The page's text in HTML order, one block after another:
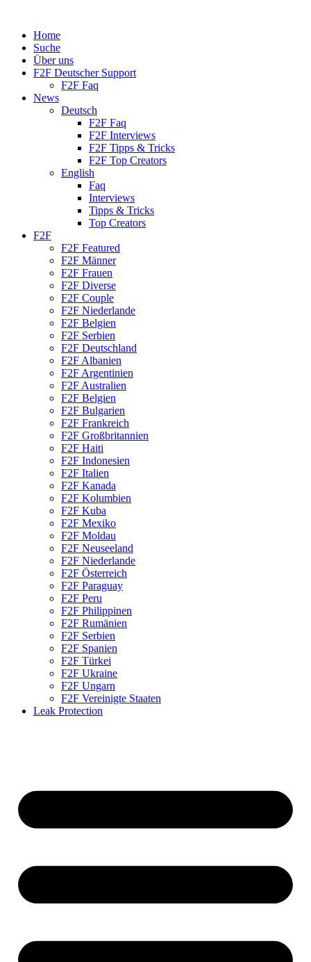
Home
Suche
Über uns
F2F Deutscher Support
F2F Faq
News
Deutsch
F2F Faq
F2F Interviews
F2F Tipps & Tricks
F2F Top Creators
English
Faq
Interviews
Tipps & Tricks
Top Creators
F2F
F2F Featured
F2F Männer
F2F Frauen
F2F Diverse
F2F Couple
F2F Niederlande
F2F Belgien
F2F Serbien
F2F Deutschland
F2F Albanien
F2F Argentinien
F2F Australien
F2F Belgien
F2F Bulgarien
F2F Frankreich
F2F Großbritannien
F2F Haiti
F2F Indonesien
F2F Italien
F2F Kanada
F2F Kolumbien
F2F Kuba
F2F Mexiko
F2F Moldau
F2F Neuseeland
F2F Niederlande
F2F Österreich
F2F Paraguay
F2F Peru
F2F Philippinen
F2F Rumänien
F2F Serbien
F2F Spanien
F2F Türkei
F2F Ukraine
F2F Ungarn
F2F Vereinigte Staaten
Leak Protection